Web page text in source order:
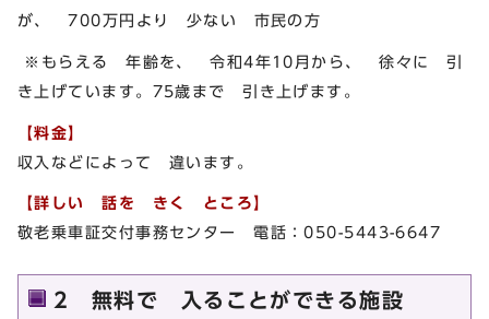
が、 700万円より 少ない 市民の方
※もらえる 年齢を、 令和4年10月から、 徐々に 引
き上げています。75歳まで 引き上げます。
【料金】
収入などによって 違います。
【詳しい 話を きく ところ】
敬老乗車証交付事務センター 電話：050-5443-6647
2 無料で 入ることができる施設